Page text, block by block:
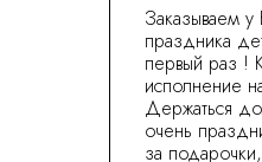
Заказываем
праздника
первый раз !
исполнение
Держаться
очень
за